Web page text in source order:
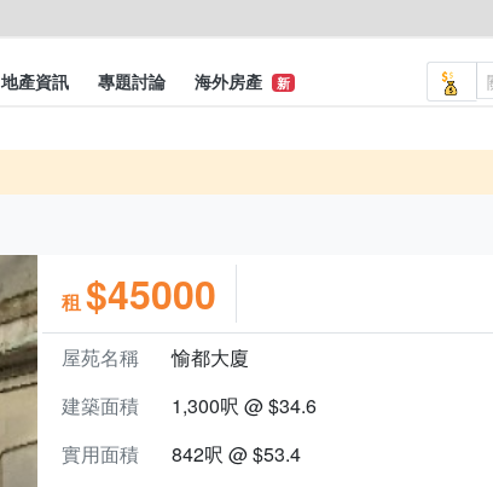
地產資訊 專題討論 海外房產 新
租$45000
屋苑名稱
愉都大廈
建築面積
1,300呎 @ $34.6
實用面積
842呎 @ $53.4